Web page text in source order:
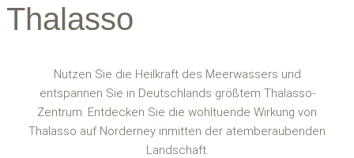
Thalasso
Nutzen Sie die Heilkraft des Meerwassers und
entspannen Sie in Deutschlands größtem Thalasso-
Zentrum. Entdecken Sie die wohltuende Wirkung von
Thalasso auf Norderney inmitten der atemberaubenden
Landschaft.